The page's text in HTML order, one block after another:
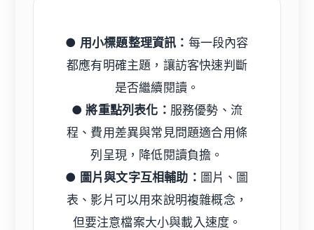
● 用小標題整理資訊： 每一段內容
都應有明確主題，讓訪客快速判斷
是否繼續閱讀。
● 將重點列表化： 服務優勢、流
程、費用差異與常見問題適合用條
列呈現，降低閱讀負擔。
● 圖片與文字互相輔助： 圖片、圖
表、影片可以用來說明複雜概念，
但要注意檔案大小與載入速度。